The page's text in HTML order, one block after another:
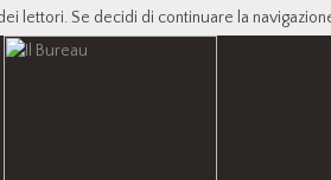
lettori. Se decidi di continuare la